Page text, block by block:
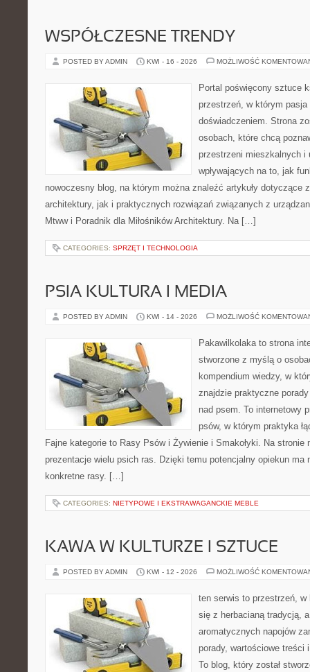
WSPÓŁCZESNE TRENDY
POSTED BY ADMIN KWI - 16 - 2026 MOŻLIWOŚĆ
Portal poświęcony sztuce
przestrzeń, w którym
doświadczeniem. Strona
osobach, które chcą
przestrzeni mieszkalnych i
wpływających na to, jak
nowoczesny blog, na którym można znaleźć artykuły dotyczące
architektury, jak i praktycznych rozwiązań związanych z
Mtww i Poradnik dla Miłośników Architektury. Na […]
CATEGORIES: SPRZĘT I TECHNOLOGIA
PSIA KULTURA I MEDIA
POSTED BY ADMIN KWI - 14 - 2026 MOŻLIWOŚĆ
Pakawilkolaka to strona
stworzone z myślą o
kompendium wiedzy, w
znajdzie praktyczne
nad psem. To internetowy
psów, w którym praktyka
Fajne kategorie to Rasy Psów i Żywienie i Smakołyki. Na stronie
prezentacje wielu psich ras. Dzięki temu potencjalny opiekun ma
konkretne rasy. […]
CATEGORIES: NIETYPOWE I EKSTRAWAGANCKIE MEBLE
KAWA W KULTURZE I SZTUCE
POSTED BY ADMIN KWI - 12 - 2026 MOŻLIWOŚĆ
ten serwis to przestrzeń,
się z herbacianą tradycją, a
aromatycznych napojów
porady, wartościowe treści
To blog, który został